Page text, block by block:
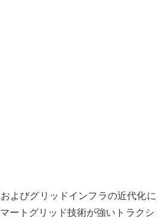
よびグリッドインフラの近代化
ートグリッド技術が強いトラク